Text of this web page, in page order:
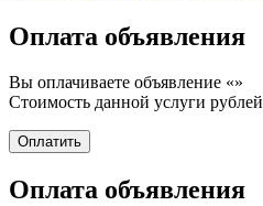
Оплата объявления
Вы оплачиваете объявление «»
Стоимость данной услуги рублей
Оплата объявления